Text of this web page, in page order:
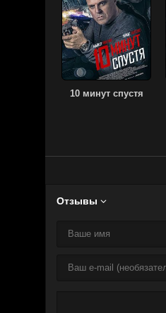
10 минут спустя
Отзывы 